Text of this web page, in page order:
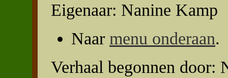
Eigenaar: Nanine Kamp
Naar menu onderaan.
Verhaal begonnen door: